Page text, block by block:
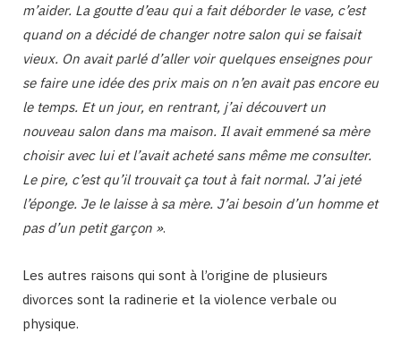
m’aider. La goutte d’eau qui a fait déborder le vase, c’est
quand on a décidé de changer notre salon qui se faisait
vieux. On avait parlé d’aller voir quelques enseignes pour
se faire une idée des prix mais on n’en avait pas encore eu
le temps. Et un jour, en rentrant, j’ai découvert un
nouveau salon dans ma maison. Il avait emmené sa mère
choisir avec lui et l’avait acheté sans même me consulter.
Le pire, c’est qu’il trouvait ça tout à fait normal. J’ai jeté
l’éponge. Je le laisse à sa mère. J’ai besoin d’un homme et
pas d’un petit garçon ».
Les autres raisons qui sont à l’origine de plusieurs
divorces sont la radinerie et la violence verbale ou
physique.